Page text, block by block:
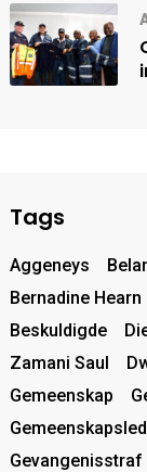
Tags
Aggeneys
Bernadine Hearn
Beskuldigde
Zamani Saul
Gemeenskap
Gevangenisstraf